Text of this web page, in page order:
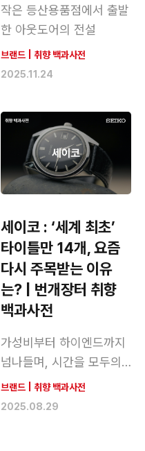
작은 등산용품점에서 출발
한 아웃도어의 전설
브랜드
취향 백과사전
2025.11.24
세이코 : ‘세계 최초’
타이틀만 14개, 요즘
다시 주목받는 이유
는? | 번개장터 취향
백과사전
가성비부터 하이엔드까지
넘나들며, 시간을 모두의
전유물로 만든 브랜드
브랜드
취향 백과사전
2025.08.29